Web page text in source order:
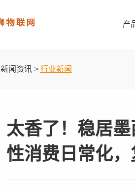
产
新闻资讯> 行业新闻
太香了！稳居
性消费日常化